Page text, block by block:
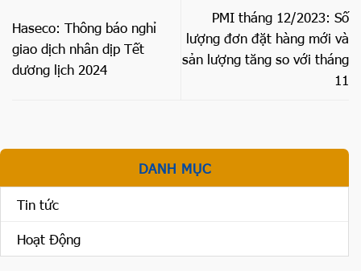
Haseco: Thông báo nghỉ
giao dịch nhân dịp Tết
dương lịch 2024
PMI tháng 12/2023: Số
lượng đơn đặt hàng mới và
sản lượng tăng so với tháng
11
DANH MỤC
Tin tức
Hoạt Động